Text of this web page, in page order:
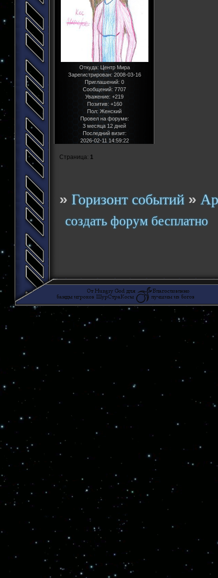
Откуда:Центр Мира
Зарегистрирован: 2008-03-16
Приглашений: 0
Сообщений: 7707
Уважение: +219
Позитив: +160
Пол:Женский
Провел на форуме:
3 месяца 12 дней
Последний визит:
2026-02-11 14:59:22
Страница: 1
»Горизонт событий »
создать форум бесплатно